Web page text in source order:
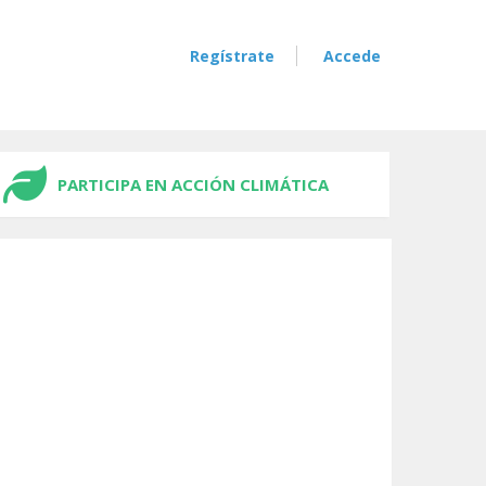
Regístrate Accede
PARTICIPA EN ACCIÓN CLIMÁTICA